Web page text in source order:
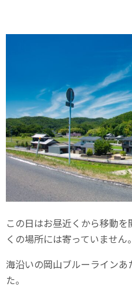
この日はお昼近くから移動
くの場所には寄っていません。
海沿いの岡山ブルーライン
た。